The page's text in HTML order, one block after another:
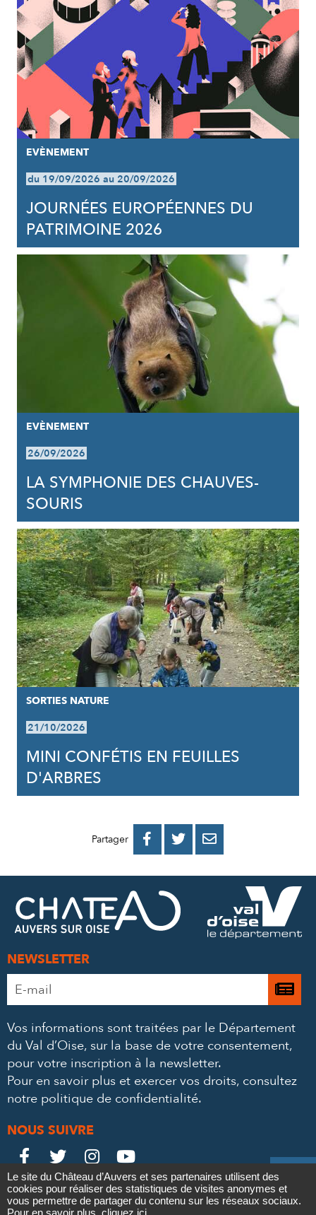
Contact
EVÈNEMENT
du 19/09/2026 au 20/09/2026
JOURNÉES EUROPÉENNES DU
PATRIMOINE 2026
EVÈNEMENT
26/09/2026
LA SYMPHONIE DES CHAUVES-
SOURIS
SORTIES NATURE
21/10/2026
MINI CONFÉTIS EN FEUILLES
D'ARBRES
Partager 
PARTAGER
FACEBOOK
PARTAGER
PARTAGER
MAIL
NEWSLETTER
Adresse
e-
*
Je
à
Vos informations sont traitées par le Département
du Val d’Oise, sur la base de votre consentement,
pour votre inscription à la newsletter.
Pour en savoir plus et exercer vos droits, consultez
notre politique de confidentialité.
NOUS SUIVRE
Le
Château

Le
Château

Le
Château

Le
Château

Mentions légales Politique de confidentialité
Crédits
Partenaires & Mécènes
Recrutement
Le site du Château d’Auvers et ses partenaires utilisent des
cookies pour réaliser des statistiques de visites anonymes et
vous permettre de partager du contenu sur les réseaux sociaux.
Pour en savoir plus, cliquez ici